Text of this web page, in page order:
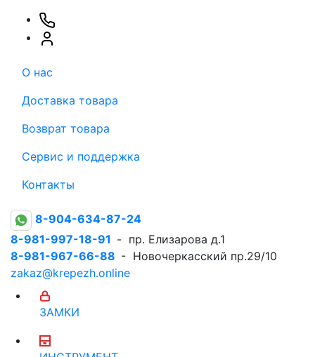
О нас
Доставка товара
Возврат товара
Сервис и поддержка
Контакты
8-904-634-87-24
8-981-997-18-91 - пр. Елизарова д.1
8-981-967-66-88 - Новочеркасский пр.29/10
zakaz@krepezh.online
ЗАМКИ